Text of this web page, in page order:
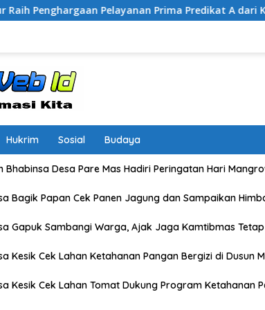
Pelayanan Prima Predikat A dari Kapolri
Hukrim Sosial Budaya
Desa Pare Mas Hadiri Peringatan Hari
Bagik Papan Cek Panen Jagung dan Sampaikan
Gapuk Sambangi Warga, Ajak Jaga Kamtibmas
Kesik Cek Lahan Ketahanan Pangan Bergizi di Dusun
Kesik Cek Lahan Tomat Dukung Program Ketahanan